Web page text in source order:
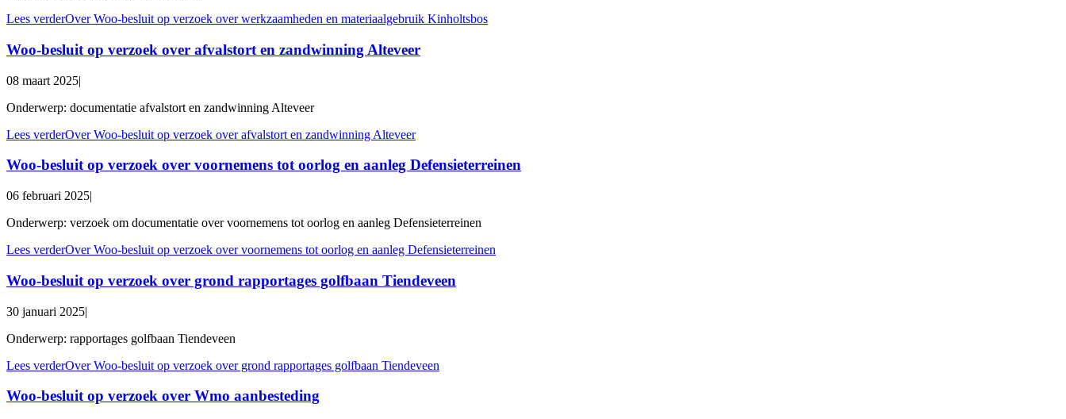
Lees verderOver Woo-besluit op verzoek over werkzaamheden en materiaalgebruik Kinholtsbos
Woo-besluit op verzoek over afvalstort en zandwinning Alteveer
08 maart 2025|
Onderwerp: documentatie afvalstort en zandwinning Alteveer
Lees verderOver Woo-besluit op verzoek over afvalstort en zandwinning Alteveer
Woo-besluit op verzoek over voornemens tot oorlog en aanleg Defensieterreinen
06 februari 2025|
Onderwerp: verzoek om documentatie over voornemens tot oorlog en aanleg Defensieterreinen
Lees verderOver Woo-besluit op verzoek over voornemens tot oorlog en aanleg Defensieterreinen
Woo-besluit op verzoek over grond rapportages golfbaan Tiendeveen
30 januari 2025|
Onderwerp: rapportages golfbaan Tiendeveen
Lees verderOver Woo-besluit op verzoek over grond rapportages golfbaan Tiendeveen
Woo-besluit op verzoek over Wmo aanbesteding